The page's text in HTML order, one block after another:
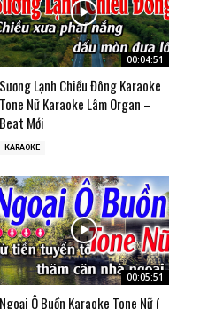
00:04:51
Sương Lạnh Chiều Đông Karaoke
Tone Nữ Karaoke Lâm Organ –
Beat Mới
KARAOKE
00:05:51
Ngoại Ô Buồn Karaoke Tone Nữ (